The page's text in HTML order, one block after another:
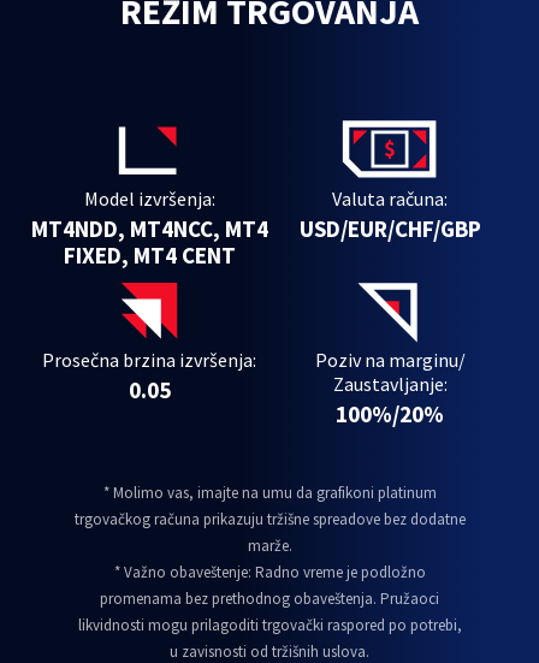
REŽIM TRGOVANJA
Model izvršenja:
MT4NDD, MT4NCC, MT4
FIXED, MT4 CENT
Valuta računa:
USD/EUR/CHF/GBP
Prosečna brzina izvršenja:
0.05
Poziv na marginu/
Zaustavljanje:
100%/20%
* Molimo vas, imajte na umu da grafikoni platinum
trgovačkog računa prikazuju tržišne spreadove bez dodatne
marže.
* Važno obaveštenje: Radno vreme je podložno
promenama bez prethodnog obaveštenja. Pružaoci
likvidnosti mogu prilagoditi trgovački raspored po potrebi,
u zavisnosti od tržišnih uslova.